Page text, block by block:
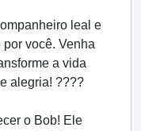
leal e
você. Venha
a vida
alegria! ????
o Bob! Ele